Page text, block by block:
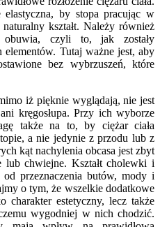
by stopa pracując w
kształt. Należy również
obuwia, czyli to, jak zostały
elementów. Tutaj ważne jest, aby
bez wybrzuszeń, które
iż pięknie wyglądają, nie jest
kręgosłupa. Przy ich wyborze
także na to, by ciężar ciała
a nie jedynie z przodu lub z
kąt nachylenia obcasa jest zbyt
lub chwiejne. Kształt cholewki i
przeznaczenia butów, mody i
o tym, że wszelkie dodatkowe
estetyczny, lecz także
wygodniej w nich chodzić.